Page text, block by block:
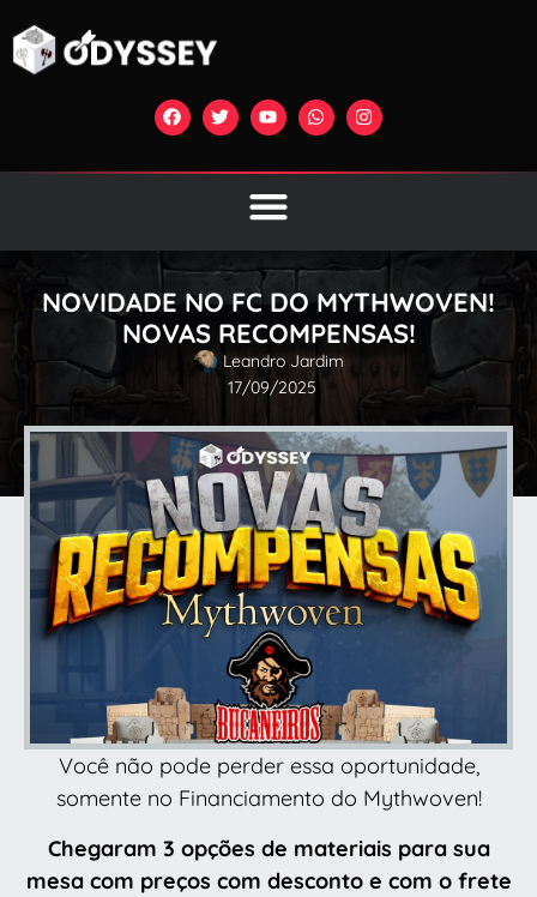
NOVIDADE NO FC DO MYTHWOVEN!
NOVAS RECOMPENSAS!
Leandro Jardim
17/09/2025
Você não pode perder essa oportunidade,
somente no Financiamento do Mythwoven!
Chegaram 3 opções de materiais para sua
mesa com preços com desconto e com o frete